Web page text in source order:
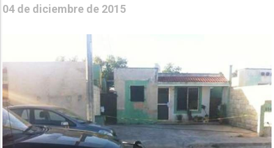
04 de diciembre de 2015